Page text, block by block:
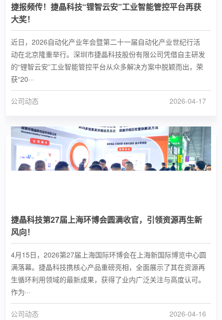
捷报频传！捷晶科技“锂智云安”工业智能管控平台再获
大奖！
近日，2026自动化产业年会暨第二十一届自动化产业世纪行活
动在北京隆重举行。深圳市捷晶科技股份有限公司凭借自主研发
的“锂智云安”工业智能管控平台从众多解决方案中脱颖而出，荣
获“20···
公司动态 2026-04-17
捷晶科技第27届上海环博会圆满收官，引领资源再生新
风向！
4月15日，2026第27届上海国际环博会在上海新国际博览中心圆
满落幕。捷晶科技携核心产品重磅亮相，全面展示了其在资源再
生循环利用领域的最新成果，获得了业内广泛关注与高度认可。
作为···
公司动态 2026-04-16